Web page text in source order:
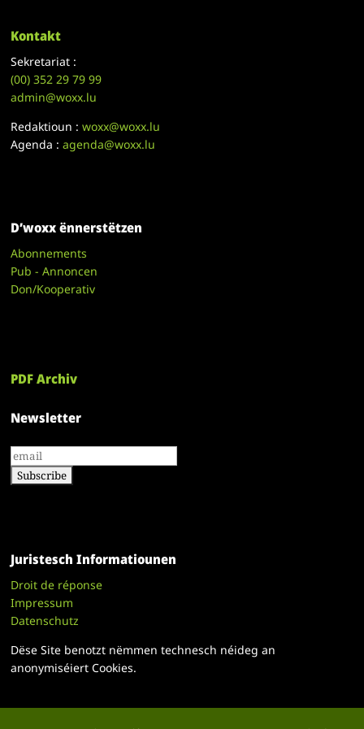
Kontakt
Sekretariat :
(00)352 29 79 99
admin@woxx.lu
Redaktioun :woxx@woxx.lu
Agenda :agenda@woxx.lu
D’woxx ënnerstëtzen
Abonnements
Pub - Annoncen
Don/Kooperativ
PDF Archiv
Newsletter
Juristesch Informatiounen
Droit de réponse
Impressum
Datenschutz
Dëse Site benotzt nëmmen technesch néideg an
anonymiséiert Cookies.